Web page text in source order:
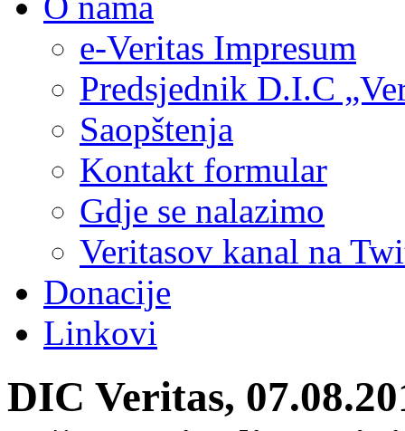
e-Veritas Impresum
Predsjednik D.I.C
Saopštenja
Kontakt formular
Gdje se nalazimo
Veritasov kanal na
Donacije
Linkovi
DIC Veritas,